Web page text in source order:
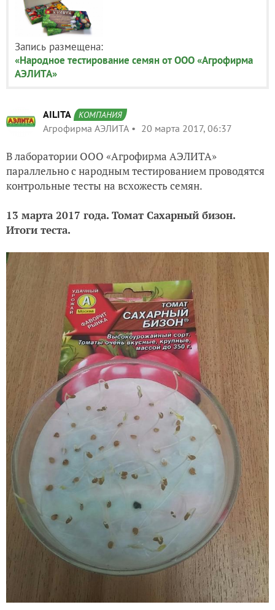
Запись размещена:
«Народное тестирование семян от ООО «Агрофирма
АЭЛИТА»
AILITA КОМПАНИЯ
Агрофирма АЭЛИТА 20 марта 2017, 06:37
В лаборатории ООО «Агрофирма АЭЛИТА»
параллельно с народным тестированием проводятся
контрольные тесты на всхожесть семян.
13 марта 2017 года. Томат Сахарный бизон.
Итоги теста.